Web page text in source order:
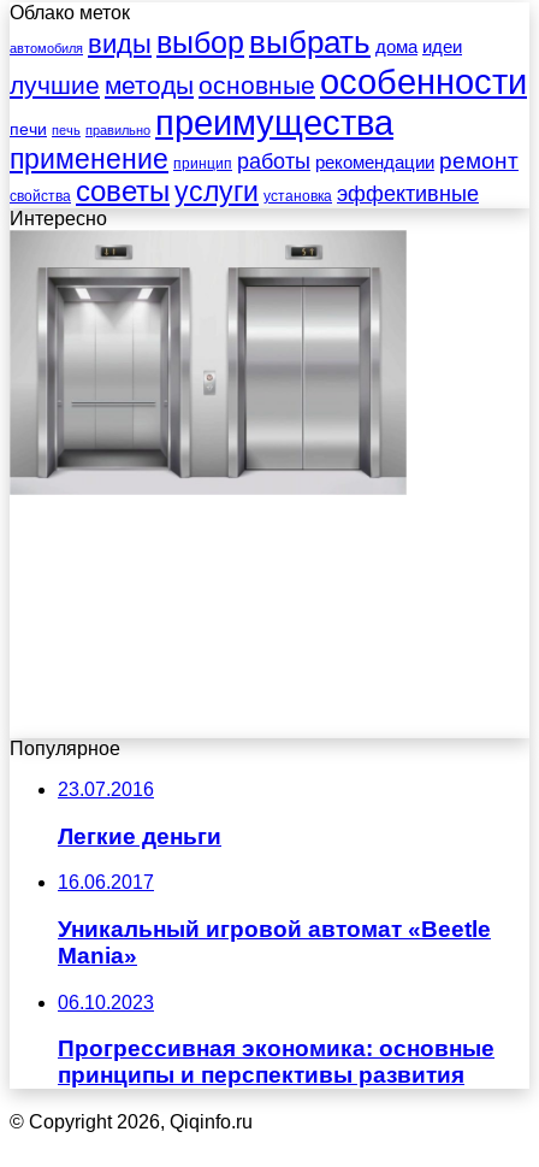
Облако меток
автомобиля виды выбор выбрать дома идеи
лучшие методы основные особенности
печи печь правильно преимущества
применение принцип работы рекомендации ремонт
свойства советыуслуги установка эффективные
Интересно
Популярное
23.07.2016
Легкие деньги
16.06.2017
Уникальный игровой автомат «Beetle
Mania»
06.10.2023
Прогрессивная экономика: основные
принципы и перспективы развития
© Copyright 2026, Qiqinfo.ru